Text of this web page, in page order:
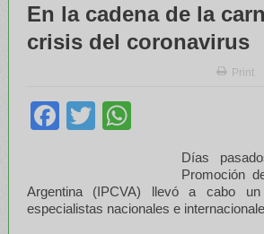
En la cadena de la
crisis del coronavirus
Print
Facebook
Twitter
Días
Promoción
Argentina (IPCVA) llevó a cabo
especialistas nacionales e